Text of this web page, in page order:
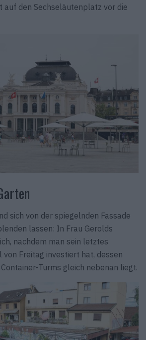
auf den Sechseläutenplatz vor die
sich von der spiegelnden Fassade
lassen: In Frau Gerolds
nachdem man sein letztes
von Freitag investiert hat, dessen
Turms gleich nebenan liegt.